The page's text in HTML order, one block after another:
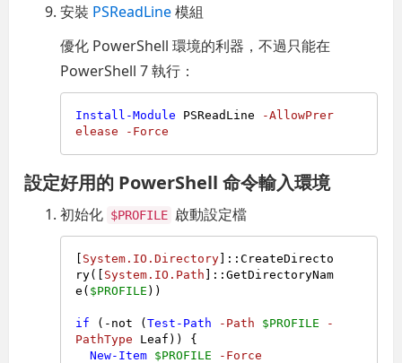
安裝 PSReadLine模組
優化 PowerShell 環境的利器，不過只能在
PowerShell 7 執行：
Install-Module PSReadLine
-AllowPrer
elease
-Force
設定好用的 PowerShell 命令輸入環境
初始化 $PROFILE 啟動設定檔
[ System.IO.Directory]::CreateDirecto
ry([ System.IO.Path ]::GetDirectoryNam
e( $PROFILE ))
if ( -not (Test-Path -Path $PROFILE
-
PathType Leaf)) {
New-Item $PROFILE
-Force